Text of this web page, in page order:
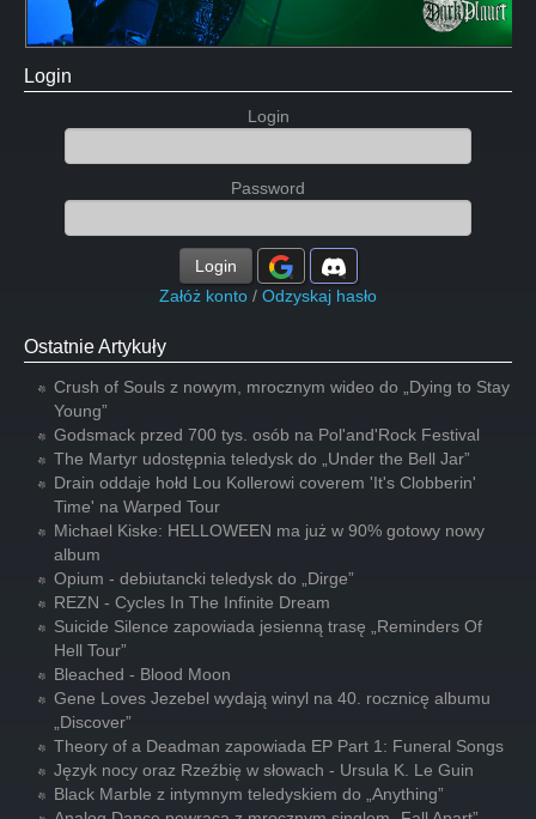
Login
Login
Password
Login
Załóż konto / Odzyskaj hasło
Ostatnie Artykuły
Crush of Souls z nowym, mrocznym wideo do „Dying to Stay
Young”
Godsmack przed 700 tys. osób na Pol'and'Rock Festival
The Martyr udostępnia teledysk do „Under the Bell Jar”
Drain oddaje hołd Lou Kollerowi coverem 'It's Clobberin'
Time' na Warped Tour
Michael Kiske: HELLOWEEN ma już w 90% gotowy nowy
album
Opium - debiutancki teledysk do „Dirge”
REZN - Cycles In The Infinite Dream
Suicide Silence zapowiada jesienną trasę „Reminders Of
Hell Tour”
Bleached - Blood Moon
Gene Loves Jezebel wydają winyl na 40. rocznicę albumu
„Discover”
Theory of a Deadman zapowiada EP Part 1: Funeral Songs
Język nocy oraz Rzeźbię w słowach - Ursula K. Le Guin
Black Marble z intymnym teledyskiem do „Anything”